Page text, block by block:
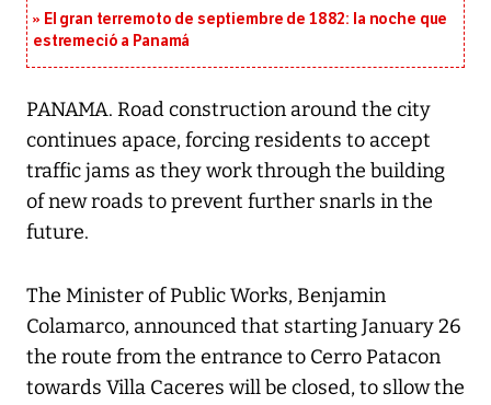
El gran terremoto de septiembre de 1882: la noche que
estremeció a Panamá
PANAMA. Road construction around the city
continues apace, forcing residents to accept
traffic jams as they work through the building
of new roads to prevent further snarls in the
future.
The Minister of Public Works, Benjamin
Colamarco, announced that starting January 26
the route from the entrance to Cerro Patacon
towards Villa Caceres will be closed, to sllow the